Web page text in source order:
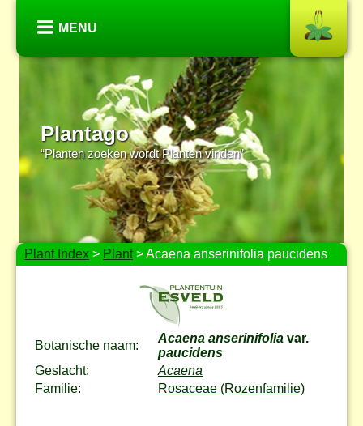
MENU
Plantago
“Planten zoeken wordt Planten vinden”
Plant Index > Plant> Acaena anserinifolia paucidens
Botanische naam:
Acaena anserinifolia var.
paucidens
Geslacht:
Acaena
Familie:
Rosaceae (Rozenfamilie)